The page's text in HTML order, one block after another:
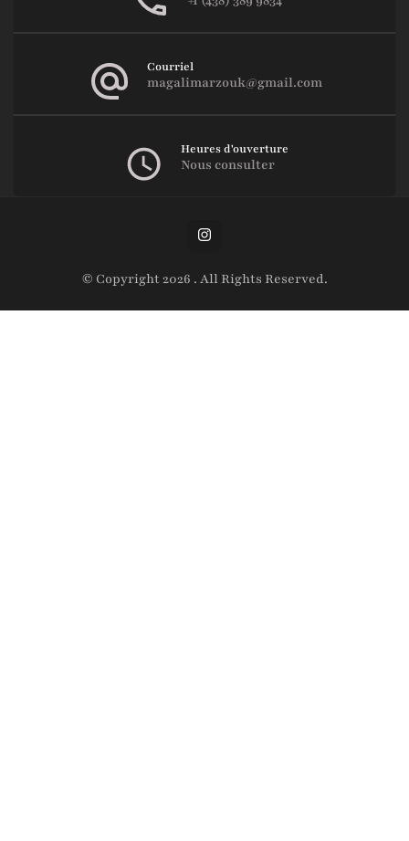
Courriel
magalimarzouk@gmail.com
Heures d'ouverture
Nous consulter
© Copyright 2026 . All Rights Reserved.